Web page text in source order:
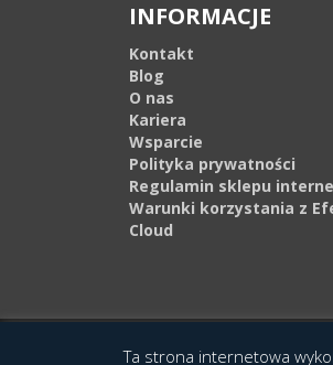
INFORMACJE
Kontakt
Blog
O nas
Kariera
Wsparcie
Polityka prywatności
Regulamin sklepu
Warunki korzystania z
Cloud
© 2016 Copyright by Efento. All rights
Ta strona internetowa